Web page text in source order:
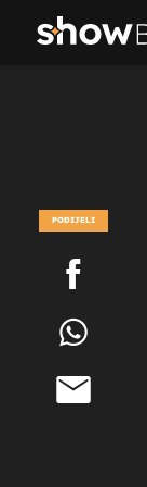
PODIJELI